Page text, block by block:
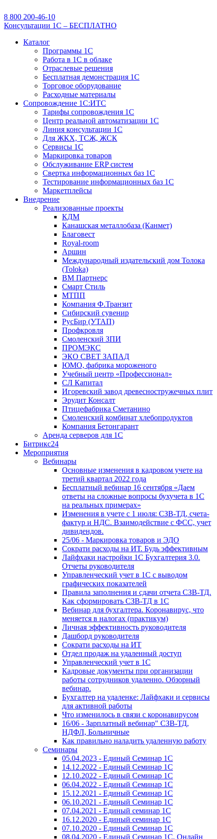
8 800 200-46-10
Консультации 1С – БЕСПЛАТНО
Каталог
Программы 1С
Работа в 1С в облаке
Отраслевые решения
Бесплатная демонстрация 1С
Торговое оборудование
Расходные материалы
Сопровождение 1С:ИТС
Тарифы сопровождения 1С
Центр реальной автоматизации 1С
Линия консультации 1С
Для ЖКХ, ТСЖ, ЖСК
Сервисы 1С
Маркировка товаров
Обслуживание ERP систем
Свертка информационных баз 1С
Тестирование информационных баз 1С
Маркетплейсы
Внедрение
Реализованные проекты
КДМ
Канашская металлобаза (Канмет)
Благовест
Royal-room
Аршин
Международный издательский дом Толока
(Toloka)
ВМ Партнерс
Смарт Стиль
МТПП
Компания Ф.Транзит
Сибирский сувенир
РусБир (УТАП)
Профкровля
Смоленский ЗПИ
ПРОМЭКС
ЭКО СВЕТ ЗАПАД
ЮМО, фабрика мороженого
Учебный центр «Профессионал»
СЛ Капитал
Игоревский завод древесностружечных плит
Эрудит Консалт
Птицефабрика Сметанино
Смоленский комбинат хлебопродуктов
Компания Бетонгарант
Аренда серверов для 1С
Битрикс24
Мероприятия
Вебинары
Основные изменения в кадровом учете на
третий квартал 2022 года
Бесплатный вебинар 16 сентября «Даем
ответы на сложные вопросы бухучета в 1С
на реальных примерах»
Изменения в учете с 1 июля: СЗВ-ТД, счета-
фактур и НДС. Взаимодействие с ФСС, учет
дивидендов.
25/06 - Маркировка товаров и ЭДО
Сократи расходы на ИТ. Будь эффективным
Лайфхаки настройки 1С Бухгалтерия 3.0.
Отчеты руководителя
Управленческий учет в 1С с выводом
графических показателей
Правила заполнения и сдачи отчета СЗВ-ТД.
Как сформировать СЗВ-ТД в 1С
Вебинар для бухгалтера. Коронавирус, что
меняется в налогах (практикум)
Личная эффективность руководителя
Дашборд руководителя
Сократи расходы на ИТ
Отдел продаж на удаленный доступ
Управленческий учет в 1С
Кадровые документы при организации
работы сотрудников удаленно. Обзорный
вебинар.
Бухгалтер на удаленке: Лайфхаки и сервисы
для активной работы
Что изменилось в связи с коронавирусом
16/06 - Зарплатный вебинар" СЗВ-ТД,
НДФЛ, Больничные
Как правильно наладить удаленную работу
Семинары
05.04.2023 - Единый Семинар 1С
14.12.2022 - Единый Семинар 1С
12.10.2022 - Единый Семинар 1С
06.04.2022 - Единый Семинар 1С
15.12.2021 - Единый Семинар 1С
06.10.2021 - Единый Семинар 1С
07.04.2021 - Единый семинар 1С
16.12.2020 - Единый семинар 1С
07.10.2020 - Единый Семинар 1С
08.04.2020 - Единый Семинар 1С. Онлайн